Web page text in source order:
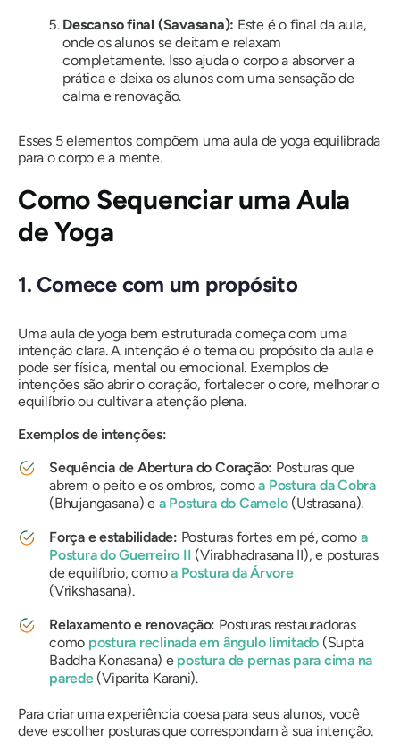
Descanso final (Savasana): Este é o final da aula,
onde os alunos se deitam e relaxam
completamente. Isso ajuda o corpo a absorver a
prática e deixa os alunos com uma sensação de
calma e renovação.
Esses 5 elementos compõem uma aula de yoga equilibrada
para o corpo e a mente.
Como Sequenciar uma Aula
de Yoga
1. Comece com um propósito
Uma aula de yoga bem estruturada começa com uma
intenção clara. A intenção é o tema ou propósito da aula e
pode ser física, mental ou emocional. Exemplos de
intenções são abrir o coração, fortalecer o core, melhorar o
equilíbrio ou cultivar a atenção plena.
Exemplos de intenções:
Sequência de Abertura do Coração: Posturas que
abrem o peito e os ombros, comoa Postura da Cobra
(Bhujangasana) e a Postura do Camelo(Ustrasana).
Força e estabilidade: Posturas fortes em pé, comoa
Postura do Guerreiro II (Virabhadrasana II), e posturas
de equilíbrio, comoa Postura da Árvore
(Vrikshasana).
Relaxamento e renovação: Posturas restauradoras
como postura reclinada em ângulo limitado (Supta
Baddha Konasana) e postura de pernas para cima na
parede(Viparita Karani).
Para criar uma experiência coesa para seus alunos, você
deve escolher posturas que correspondam à sua intenção.